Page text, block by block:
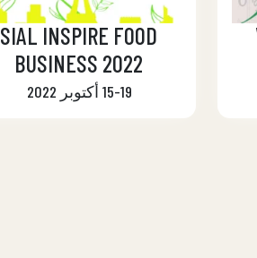
SIAL INSPIRE FOOD
BUSINESS 2022
15-19 أكتوبر 2022